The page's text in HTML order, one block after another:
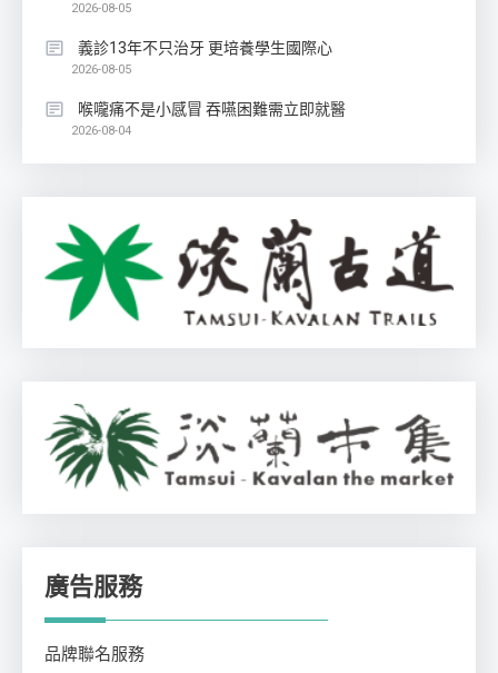
2026-08-05
義診13年不只治牙 更培養學生國際心
2026-08-05
喉嚨痛不是小感冒 吞嚥困難需立即就醫
2026-08-04
廣告服務
品牌聯名服務